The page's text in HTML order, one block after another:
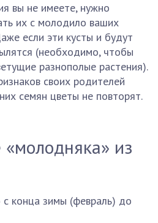
вы не имеете, нужно
их с молодило ваших
если эти кусты и будут
(необходимо, чтобы
разнополые растения).
своих родителей
семян цветы не повторят.
из
конца зимы (февраль) до